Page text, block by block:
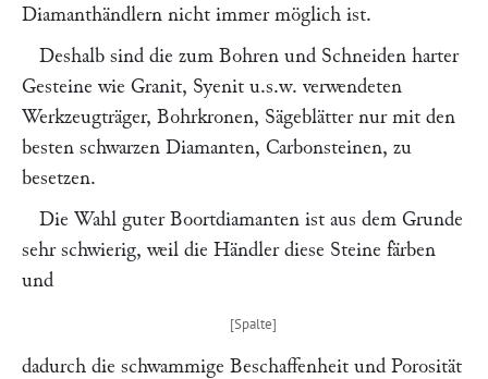
Diamanthändlern nicht immer möglich ist.
Deshalb sind die zum Bohren und Schneiden harter
Gesteine wie Granit, Syenit u.s.w. verwendeten
Werkzeugträger, Bohrkronen, Sägeblätter nur mit den
besten schwarzen Diamanten, Carbonsteinen, zu
besetzen.
Die Wahl guter Boortdiamanten ist aus dem Grunde
sehr schwierig, weil die Händler diese Steine färben
und
dadurch die schwammige Beschaffenheit und Porosität